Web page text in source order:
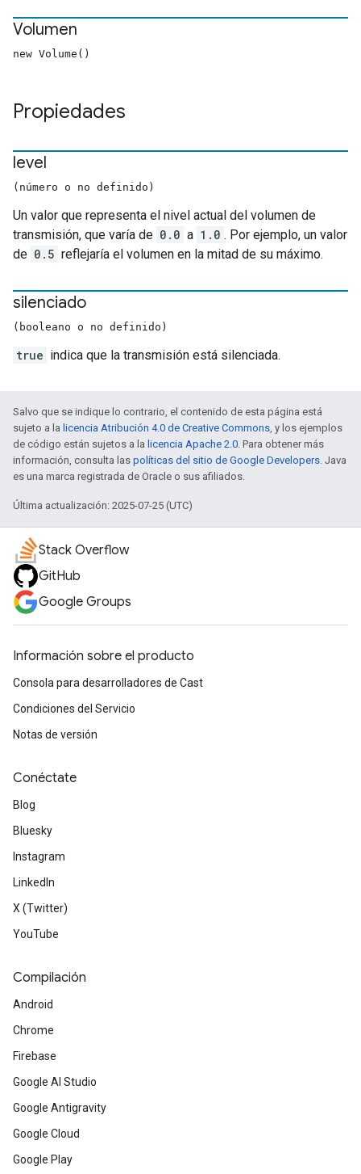
Volumen
new Volume()
Propiedades
level
(número o no definido)
Un valor que representa el nivel actual del volumen de
transmisión, que varía de 0.0 a 1.0 . Por ejemplo, un valor
de 0.5 reflejaría el volumen en la mitad de su máximo.
silenciado
(booleano o no definido)
true indica que la transmisión está silenciada.
Salvo que se indique lo contrario, el contenido de esta página está
sujeto a la licencia Atribución 4.0 de Creative Commons, y los ejemplos
de código están sujetos a la licencia Apache 2.0. Para obtener más
información, consulta las políticas del sitio de Google Developers. Java
es una marca registrada de Oracle o sus afiliados.
Última actualización: 2025-07-25 (UTC)
Stack Overflow
GitHub
Google Groups
Información sobre el producto
Consola para desarrolladores de Cast
Condiciones del Servicio
Notas de versión
Conéctate
Blog
Bluesky
Instagram
LinkedIn
X (Twitter)
YouTube
Compilación
Android
Chrome
Firebase
Google AI Studio
Google Antigravity
Google Cloud
Google Play